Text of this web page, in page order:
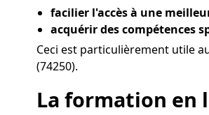
facilier l'accès à une
acquérir des compétences
Ceci est particulièrement utile
(74250).
La formation en